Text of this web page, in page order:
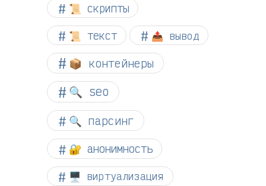
📜 скрипты
📜 текст 📤 вывод
📦 контейнеры
🔍 seo
🔍 парсинг
🔐 анонимность
🖥️ виртуализация